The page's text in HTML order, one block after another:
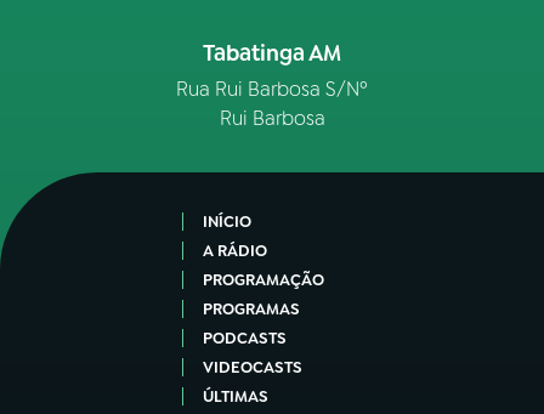
Tabatinga AM
Rua Rui Barbosa S/Nº
Rui Barbosa
INÍCIO
A RÁDIO
PROGRAMAÇÃO
PROGRAMAS
PODCASTS
VIDEOCASTS
ÚLTIMAS